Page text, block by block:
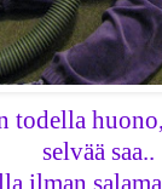
todella
selvää saa..
ilman